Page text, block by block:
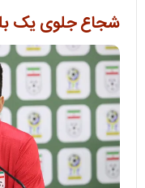
شجاع جلوی یک